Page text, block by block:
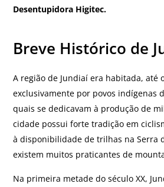
Desentupidora Higitec.
Breve Histórico de
A região de Jundiaí era habitada, até
exclusivamente por povos indígenas
quais se dedicavam à produção de
cidade possui forte tradição em
à disponibilidade de trilhas na Serra
existem muitos praticantes de
Na primeira metade do século XX,